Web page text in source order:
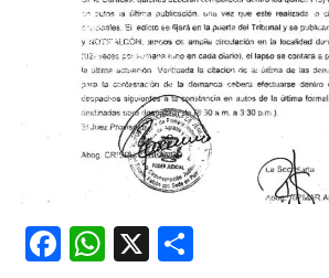
Facebook
WhatsApp
X Compartir